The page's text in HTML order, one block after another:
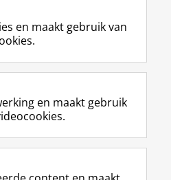
2022 13:00
F
a
e
b
o
p
L
i
k
e
I
-
R
S
-
f
e
R
I
n
t
r
m
Y
o
T
e
k
en maakt gebruik van
en maakt gebruik